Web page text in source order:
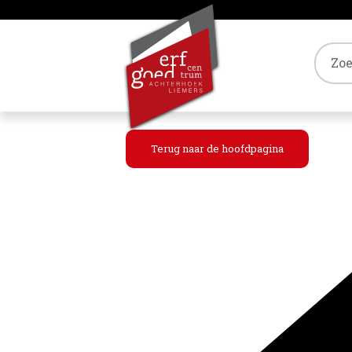
Terug naar de hoofdpagina